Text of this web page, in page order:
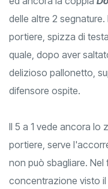
delle altre 2
portiere, spizza di
quale, dopo aver
delizioso pallonetto,
difensore ospite.
Il 5 a 1 vede ancora lo
portiere, serve
non può sbagliare.
concentrazione visto